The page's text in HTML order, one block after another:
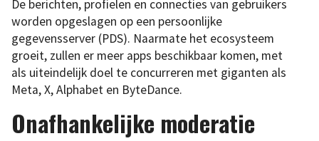
De berichten, profielen en connecties van gebruikers
worden opgeslagen op een persoonlijke
gegevensserver (PDS). Naarmate het ecosysteem
groeit, zullen er meer apps beschikbaar komen, met
als uiteindelijk doel te concurreren met giganten als
Meta, X, Alphabet en ByteDance.
Onafhankelijke moderatie